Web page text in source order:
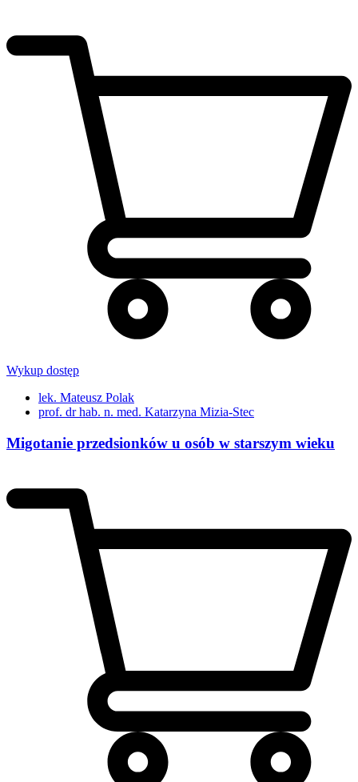
Wykup dostęp
lek. Mateusz Polak
prof. dr hab. n. med. Katarzyna Mizia-Stec
Migotanie przedsionków u osób w starszym wieku